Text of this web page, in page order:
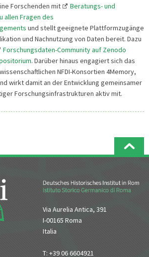
Forschenden mit
Beratungs- und
allen Fragen des
und stellt geeignete Plattformzugänge
und Nachnutzung von Daten bereit. Dazu
Forschungsdaten-Community auf Zenodo
. Darüber hinaus engagiert sich das
NFDI-Konsortien 4Memory,
wirkt damit an der Entwicklung gemeinsamer
Forschungsinfrastrukturen aktiv mit.
Via Aurelia Antica, 391
I-00165 Roma
Italia
T: +39 06 6604921